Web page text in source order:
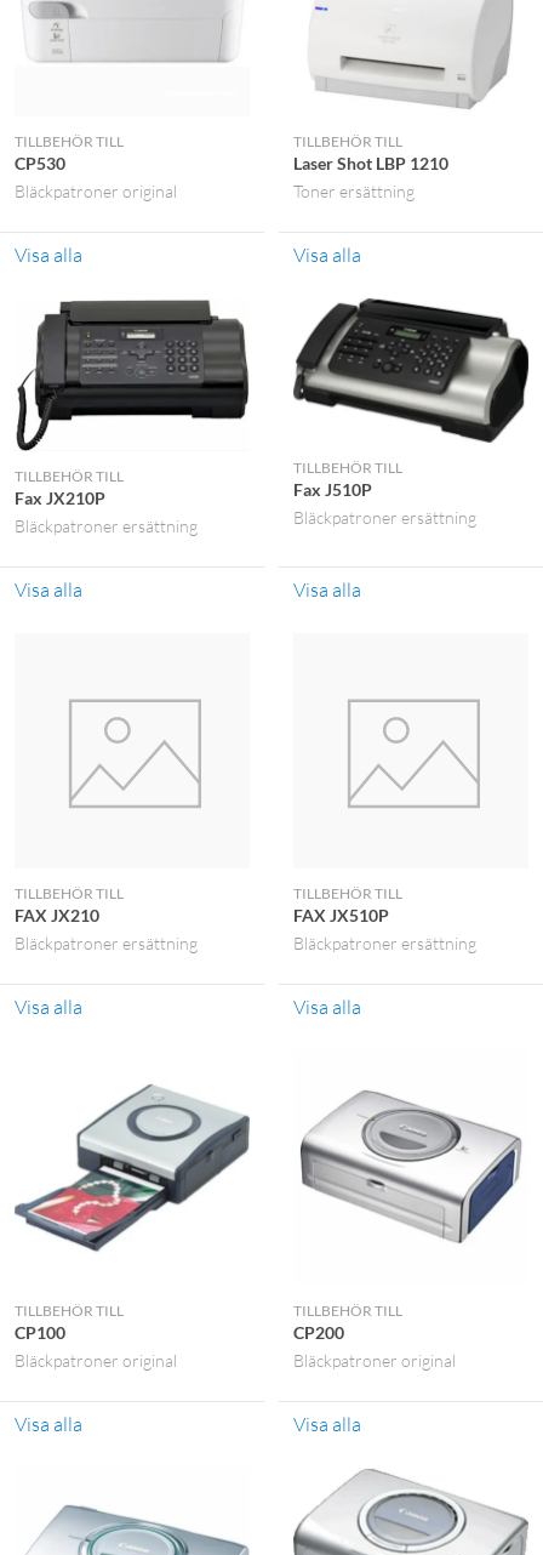
TILLBEHÖR TILL
CP530
Bläckpatroner original
Visa alla
TILLBEHÖR TILL
Laser Shot LBP 1210
Toner ersättning
Visa alla
TILLBEHÖR TILL
Fax JX210P
Bläckpatroner ersättning
Visa alla
TILLBEHÖR TILL
Fax J510P
Bläckpatroner ersättning
Visa alla
TILLBEHÖR TILL
FAX JX210
Bläckpatroner ersättning
Visa alla
TILLBEHÖR TILL
FAX JX510P
Bläckpatroner ersättning
Visa alla
TILLBEHÖR TILL
CP100
Bläckpatroner original
Visa alla
TILLBEHÖR TILL
CP200
Bläckpatroner original
Visa alla